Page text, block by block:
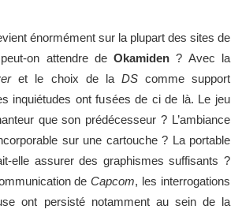
énormément sur la plupart des sites de
on attendre deOkamiden ? Avec la
et le choix de la DScomme support
inquiétudes ont fusées de ci de là. Le jeu
que son prédécesseur ? L’ambiance
sur une cartouche ? La portable
elle assurer des graphismes suffisants ?
deCapcom, les interrogations
ont persisté notamment au sein de la